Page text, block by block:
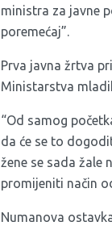
ministra za javne
poremećaj”.
Prva javna žrtva
Ministarstva
“Od samog
da će se to
žene se sada žale
promijeniti način
Numanova